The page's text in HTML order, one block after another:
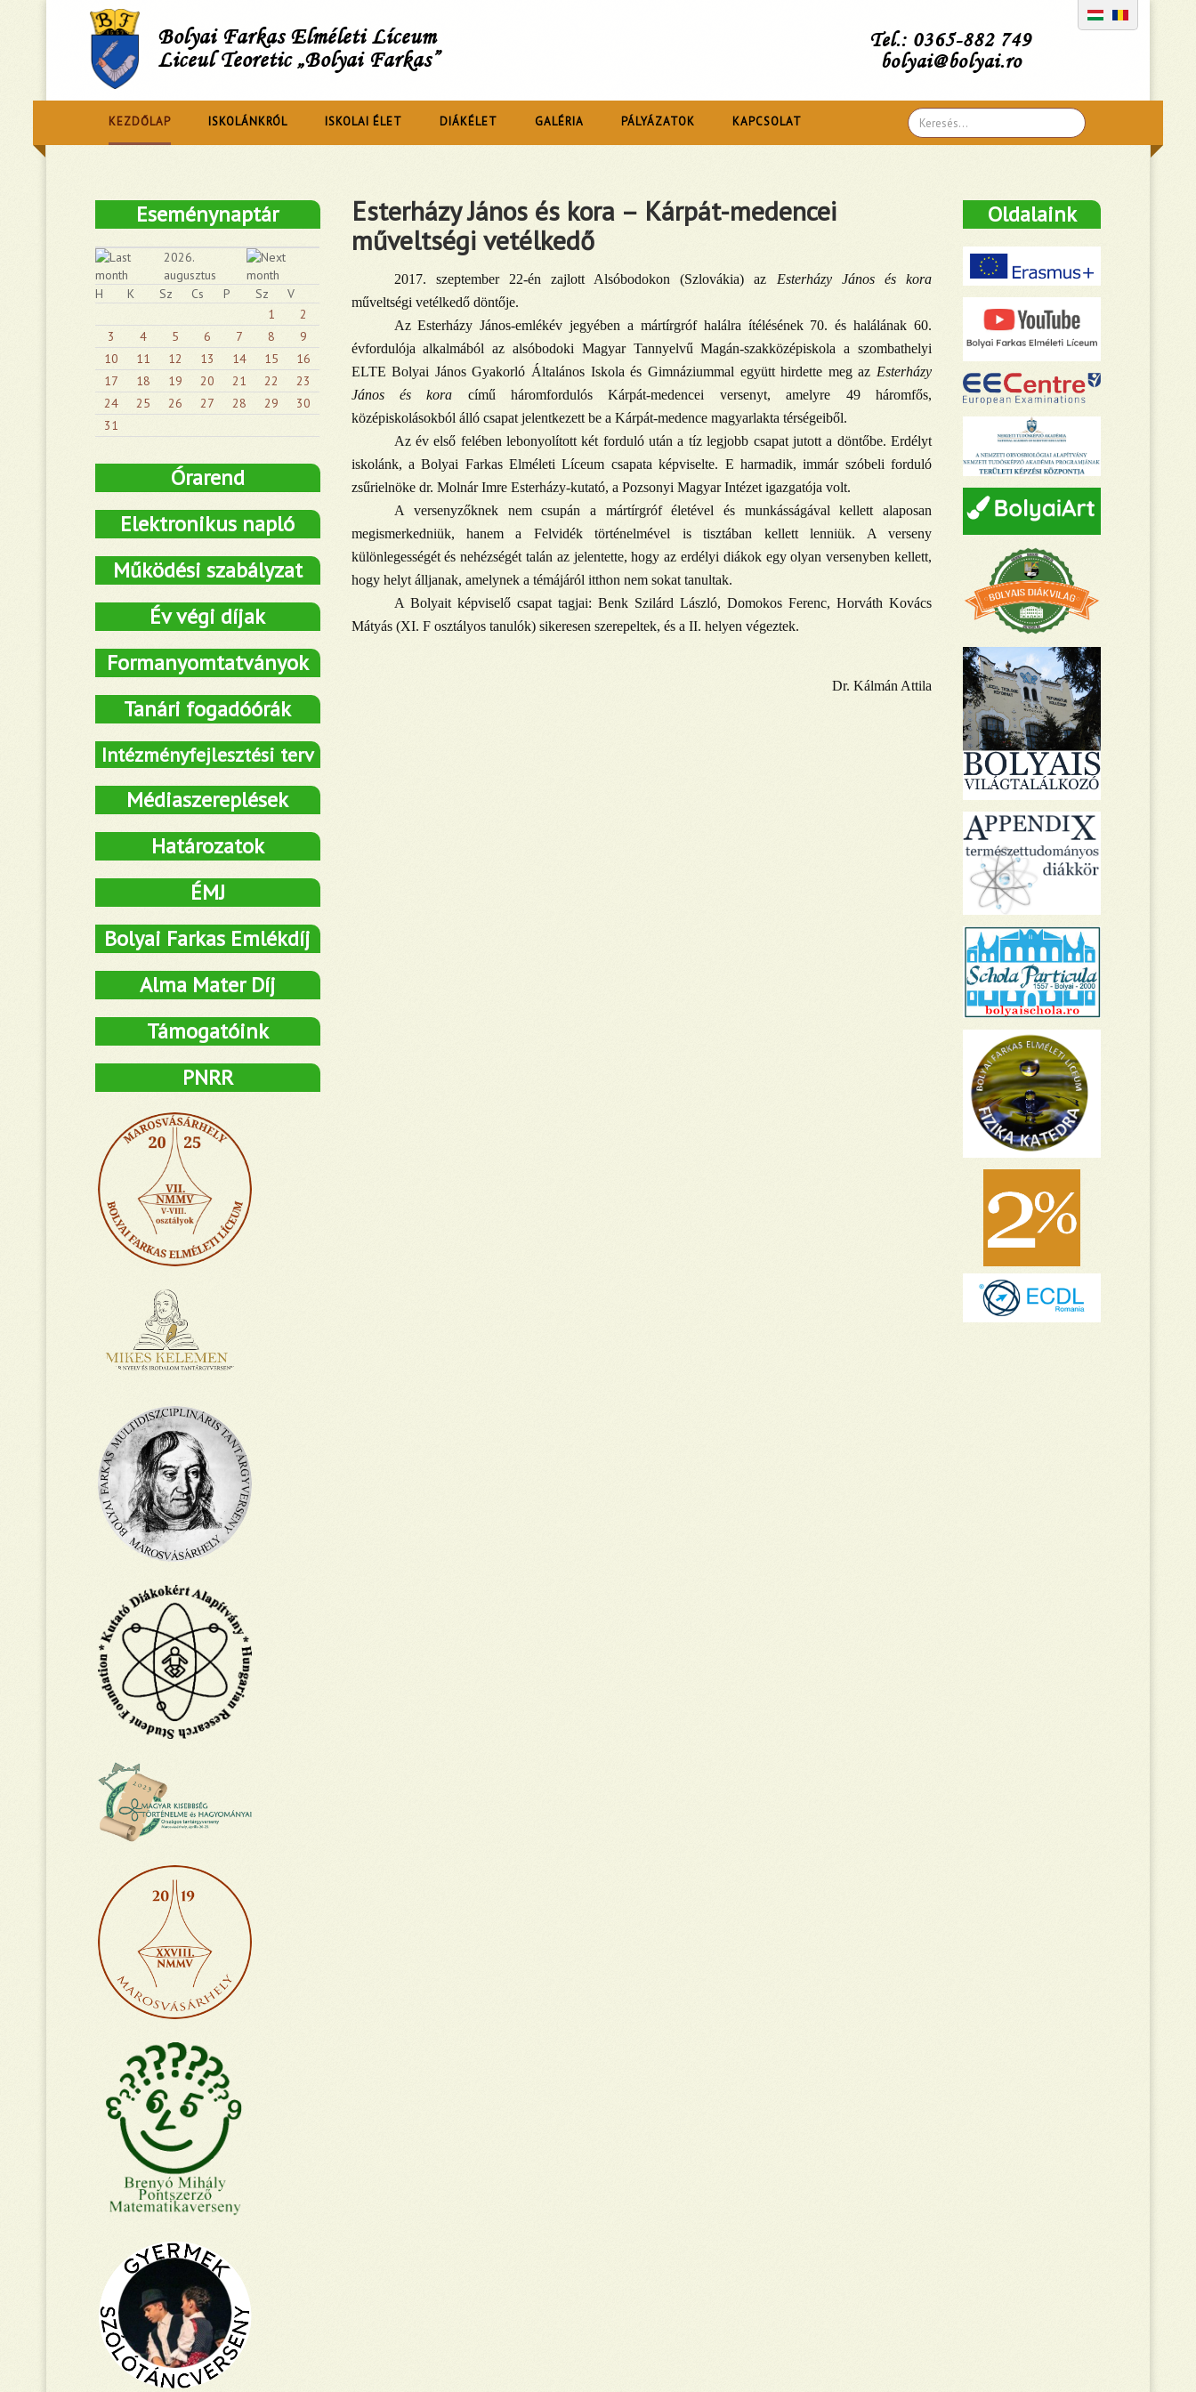
Bolyai Farkas Elméleti Líceum
Liceul Teoretic „Bolyai Farkas”
Tel.: 0365-882 749
bolyai@bolyai.ro
Search
...
KEZDŐLAP ISKOLÁNKRÓL ISKOLAI ÉLET DIÁKÉLET GALÉRIA PÁLYÁZATOK KAPCSOLAT
Esterházy János és kora – Kárpát-medencei
műveltségi vetélkedő
2017. szeptember 22-én zajlott Alsóbodokon (Szlovákia) az Esterházy János és kora
műveltségi vetélkedő döntője.
Az Esterházy János-emlékév jegyében a mártírgróf halálra ítélésének 70. és halálának 60.
évfordulója alkalmából az alsóbodoki Magyar Tannyelvű Magán-szakközépiskola a szombathelyi
ELTE Bolyai János Gyakorló Általános Iskola és Gimnáziummal együtt hirdette meg az Esterházy
János és kora című háromfordulós Kárpát-medencei versenyt, amelyre 49 háromfős,
középiskolásokból álló csapat jelentkezett be a Kárpát-medence magyarlakta térségeiből.
Az év első felében lebonyolított két forduló után a tíz legjobb csapat jutott a döntőbe. Erdélyt
iskolánk, a Bolyai Farkas Elméleti Líceum csapata képviselte. E harmadik, immár szóbeli forduló
zsűrielnöke dr. Molnár Imre Esterházy-kutató, a Pozsonyi Magyar Intézet igazgatója volt.
A versenyzőknek nem csupán a mártírgróf életével és munkásságával kellett alaposan
megismerkedniük, hanem a Felvidék történelmével is tisztában kellett lenniük. A verseny
különlegességét és nehézségét talán az jelentette, hogy az erdélyi diákok egy olyan versenyben kellett,
hogy helyt álljanak, amelynek a témájáról itthon nem sokat tanultak.
A Bolyait képviselő csapat tagjai: Benk Szilárd László, Domokos Ferenc, Horváth Kovács
Mátyás (XI. F osztályos tanulók) sikeresen szerepeltek, és a II. helyen végeztek.
Dr. Kálmán Attila
Eseménynaptár
2026.
augusztus
H
K Sz Cs P Sz
V
1
2
3
4 5 6 7 8
9
10
11 12 13 14 15
16
17
18 19 20 21 22
23
24
25 26 27 28 29
30
31
Órarend
Elektronikus napló
Működési szabályzat
Év végi díjak
Formanyomtatványok
Tanári fogadóórák
Intézményfejlesztési terv
Médiaszereplések
Határozatok
ÉMJ
Bolyai Farkas Emlékdíj
Alma Mater Díj
Támogatóink
PNRR
Oldalaink